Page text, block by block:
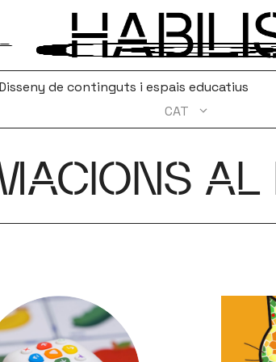
de continguts i espais educatius
CAT